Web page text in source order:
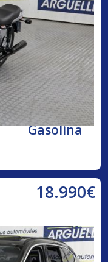
Gasolina
18.990€